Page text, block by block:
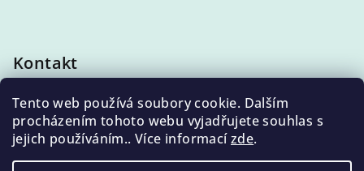
Tento web používá soubory cookie. Dalším
procházením tohoto webu vyjadřujete souhlas s
jejich používáním.. Více informacízde.
Kontakt
info@eleni.cz
+420 704 868 500